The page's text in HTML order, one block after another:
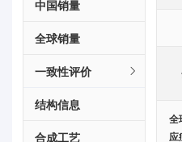
中国销量
全球销量
一致性评价
结构信息
合成工艺
全
应